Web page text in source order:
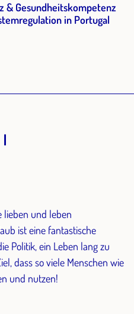
& Gesundheitskompetenz
in Portugal
lieben und leben
ist eine fantastische
Politik, ein Leben lang zu
dass so viele Menschen wie
und nutzen!